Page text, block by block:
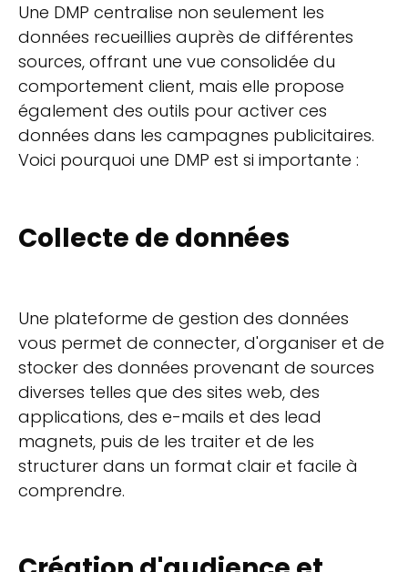
Une DMP centralise non seulement les
données recueillies auprès de différentes
sources, offrant une vue consolidée du
comportement client, mais elle propose
également des outils pour activer ces
données dans les campagnes publicitaires.
Voici pourquoi une DMP est si importante :
Collecte de données
Une plateforme de gestion des données
vous permet de connecter, d'organiser et de
stocker des données provenant de sources
diverses telles que des sites web, des
applications, des e-mails et des lead
magnets, puis de les traiter et de les
structurer dans un format clair et facile à
comprendre.